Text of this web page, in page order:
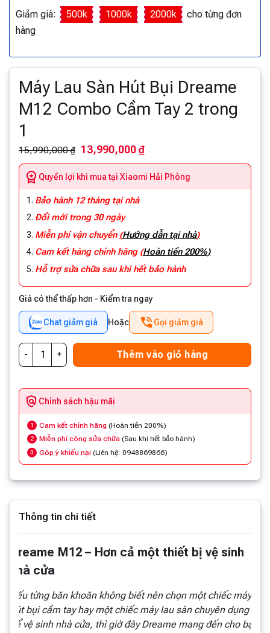
Giảm giá: 500k 1000k 2000k
cho từng đơn
hàng
Máy Lau Sàn Hút Bụi Dreame
M12 Combo Cầm Tay 2 trong
1
15,990,000 ₫ 13,990,000 ₫
Quyền lợi khi mua tại Xiaomi Hải Phòng
Bảo hành 12 tháng tại nhà
Đổi mới trong 30 ngày
Miễn phí vận chuyển (Hướng dẫn tại nhà)
Cam kết hàng chính hãng (Hoàn tiền 200%)
Hỗ trợ sửa chữa sau khi hết bảo hành
Giá có thể thấp hơn - Kiểm tra ngay
Chat giảm giá Hoặc Gọi giảm giá
Thêm vào giỏ hàng
Chính sách hậu mãi
1 Cam kết chính hãng (Hoàn tiền 200%)
2 Miễn phí công sửa chữa (Sau khi hết bảo hành)
3 Góp ý khiếu nại (Liên hệ: 0948869866)
Thông tin chi tiết
Dreame M12 – Hơn cả một thiết bị vệ sinh
nhà cửa
Nếu từng băn khoăn không biết nên chọn một chiếc máy
hút bụi cầm tay hay một chiếc máy lau sàn chuyên dụng
để vệ sinh nhà cửa, thì giờ đây Dreame mang đến cho bạn